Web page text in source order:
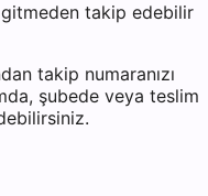
takip edebilir
takip numaranızı
şubede veya teslim